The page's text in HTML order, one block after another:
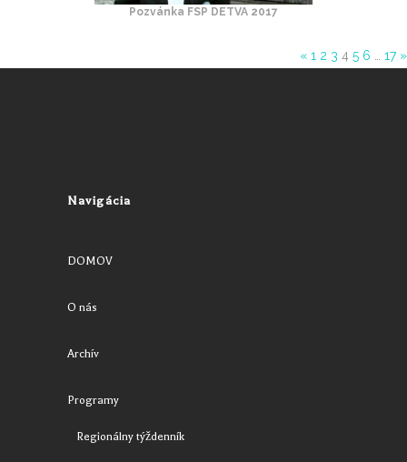
Pozvánka FSP DETVA 2017
« 1 2 3 4 5 6 17 »
Navigácia
DOMOV
O nás
Archív
Programy
Regionálny týždenník